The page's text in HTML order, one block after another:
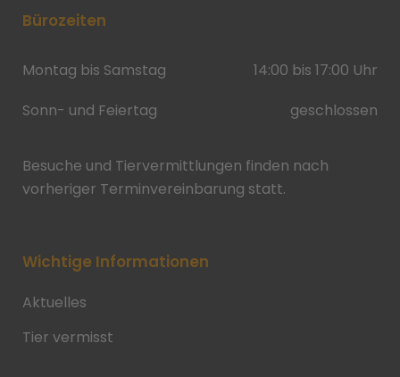
Bürozeiten
Montag bis Samstag
14:00 bis 17:00 Uhr
Sonn- und Feiertag
geschlossen
Besuche und Tiervermittlungen finden nach
vorheriger Terminvereinbarung statt.
Wichtige Informationen
Aktuelles
Tier vermisst